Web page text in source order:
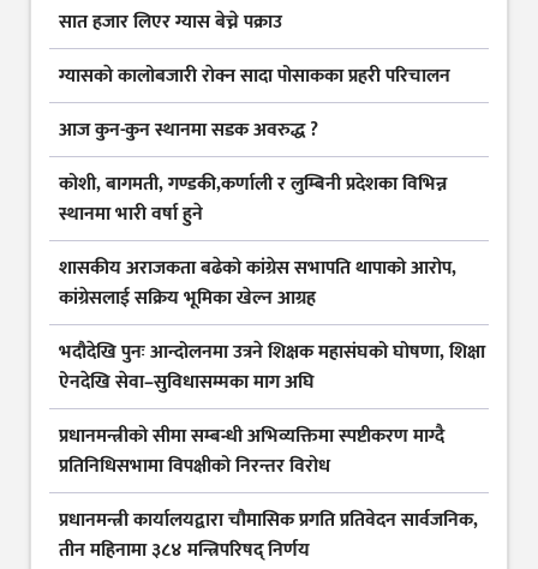
सात हजार लिएर ग्यास बेच्ने पक्राउ
ग्यासकाे कालोबजारी राेक्न सादा पोसाकका प्रहरी परिचालन
आज कुन-कुन स्थानमा सडक अवरुद्ध ?
कोशी, बागमती, गण्डकी,कर्णाली र लुम्बिनी प्रदेशका विभिन्न
स्थानमा भारी वर्षा हुने
शासकीय अराजकता बढेको कांग्रेस सभापति थापाको आरोप,
कांग्रेसलाई सक्रिय भूमिका खेल्न आग्रह
भदौदेखि पुनः आन्दोलनमा उत्रने शिक्षक महासंघको घोषणा, शिक्षा
ऐनदेखि सेवा–सुविधासम्मका माग अघि
प्रधानमन्त्रीको सीमा सम्बन्धी अभिव्यक्तिमा स्पष्टीकरण माग्दै
प्रतिनिधिसभामा विपक्षीको निरन्तर विरोध
प्रधानमन्त्री कार्यालयद्वारा चौमासिक प्रगति प्रतिवेदन सार्वजनिक,
तीन महिनामा ३८४ मन्त्रिपरिषद् निर्णय